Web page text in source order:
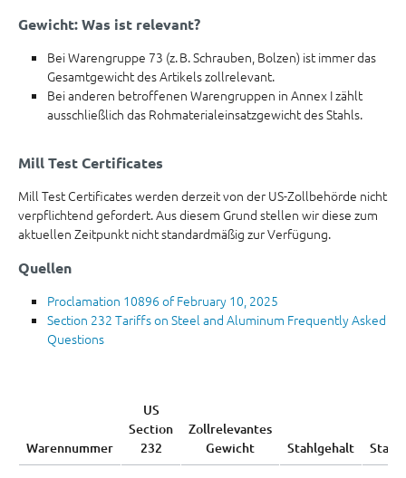
Gewicht: Was ist relevant?
Bei Warengruppe 73 (z. B. Schrauben, Bolzen) ist immer das
Gesamtgewicht des Artikels zollrelevant.
Bei anderen betroffenen Warengruppen in Annex I zählt
ausschließlich das Rohmaterialeinsatzgewicht des Stahls.
Mill Test Certificates
Mill Test Certificates werden derzeit von der US-Zollbehörde nicht
verpflichtend gefordert. Aus diesem Grund stellen wir diese zum
aktuellen Zeitpunkt nicht standardmäßig zur Verfügung.
Quellen
Proclamation 10896 of February 10, 2025
Section 232 Tariffs on Steel and Aluminum Frequently Asked
Questions
Warennummer
US
Section
232
Zollrelevantes
Gewicht
Stahlgehalt